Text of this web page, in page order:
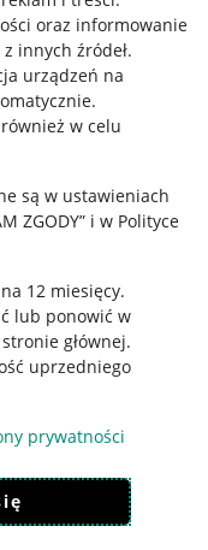
oraz informowanie
innych źródeł.
urządzeń na
.
w celu
są w ustawieniach
ZGODY” i w Polityce
12 miesięcy.
lub ponowić w
głównej.
uprzedniego
prywatności
regulaminu